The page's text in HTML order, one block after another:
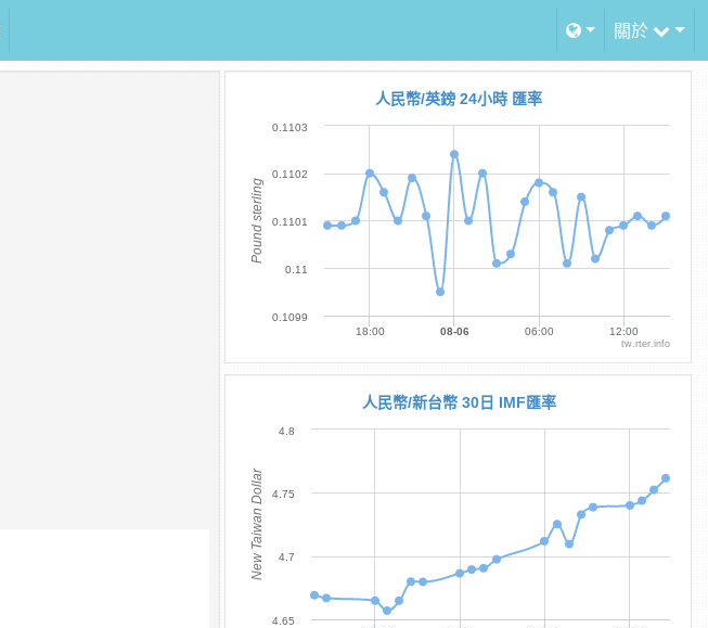
關於
Pound sterling
人民幣/英鎊 24小時 匯率
18:00 08-06 06:00 12:00
0.1099
0.11
0.1101
0.1102
0.1103
tw.rter.info
New Taiwan Dollar
人民幣/新台幣 30日 IMF匯率
4.65
4.7
4.75
4.8